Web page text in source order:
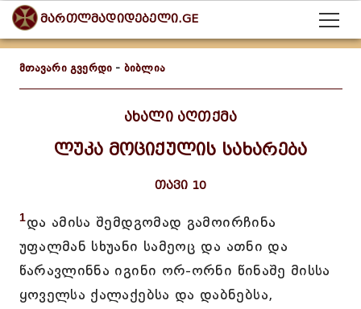
მართლმადიდებელი.GE
მთავარი გვერდი - ბიბლია
ახალი აღთქმა
ლუკა მოციქულის სახარება
თავი 10
1და ამისა შემდგომად გამოირჩინა
უფალმან სხუანი სამეოც და ათნი და
წარავლინნა იგინი ორ-ორნი წინაშე მისსა
ყოველსა ქალაქებსა და დაბნებსა,